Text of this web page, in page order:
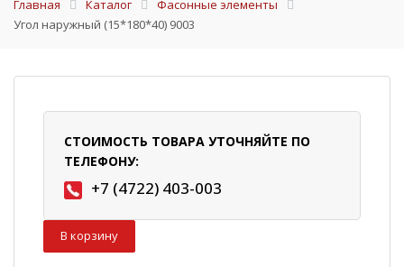
Главная Каталог
Фасонные элементы
Угол наружный (15*180*40) 9003
СТОИМОСТЬ ТОВАРА УТОЧНЯЙТЕ ПО
ТЕЛЕФОНУ:
+7 (4722) 403-003
В корзину